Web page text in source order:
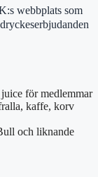
webbplats som
för medlemmar
kaffe, korv
och liknande